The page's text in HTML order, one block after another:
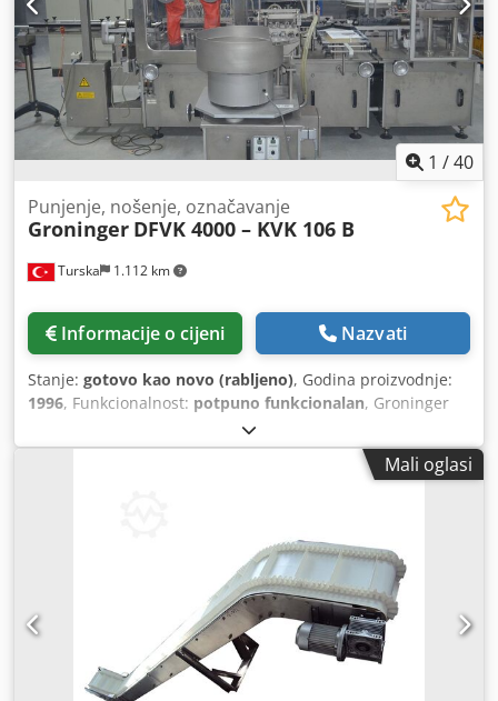
1 /40
Turska 1.112 km
Punjenje, nošenje, označavanje
Groninger DFVK 4000 – KVK 106 B
Informacije o cijeni Nazvati
Stanje: gotovo kao novo (rabljeno), Godina proizvodnje:
1996, Funkcionalnost: potpuno funkcionalan, Groninger
DFVK 4000 – KVK 106 B Visokoučinkoviti sustav za punjenje
i zatvaranje bočica – nekorišten, kao nov Ovaj snažni stroj
za punjenje, začepljenje i flangiranje nikada nije korišten i
sat, ovisno o mediju i doziranju. Tehničke specifikacije
Kapacitet: do 100 ml Veličina predmeta: max Ø 52 mm /
visina 180 mm Veličina utikača: max Ø 32 mm Veličina
kapice: max Ø 36 mm Dcedpfxevyic Ao Ag Rsk Setovi
formata za bočice: 2R, 6R/8R, 10R, 25R, 50H, 100H
Uključeno: Pumpe za doziranje od nehrđajućeg čelika,
gumeni čepovi i formati aluminijskih čepova (Ø 13 mm i 20
Mali oglasi